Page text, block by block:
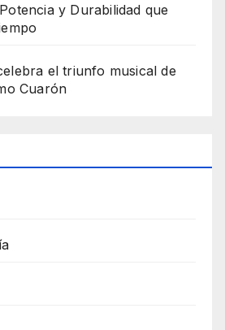
y Durabilidad que
el triunfo musical de
Cuarón